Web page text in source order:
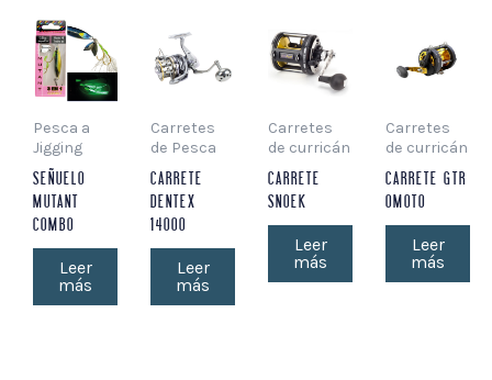
Pesca a
Jigging
SEÑUELO
MUTANT
COMBO
Leer
más
Carretes
de Pesca
CARRETE
DENTEX
14000
Leer
más
Carretes
de curricán
CARRETE
SNOEK
Leer
más
Carretes
de curricán
CARRETE GTR
OMOTO
Leer
más